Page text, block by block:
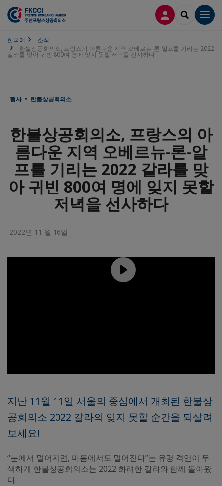
접속 SEARCH
한국어
소식
한불상공회의소, 프랑스의 아름다운 지역 오베르뉴-론-알프를 기리는 2022
갈라를 맞아 귀빈 800여 명에 잊지 못할 저녁을 선사하다
행사 • 한불상공회의소
한불상공회의소, 프랑스의 아
름다운 지역 오베르뉴-론-알
프를 기리는 2022 갈라를 맞
아 귀빈 800여 명에 잊지 못할
저녁을 선사하다
2022년 11 월 16일
지난 11월 11일 서울의 중심에서 개최된 한불상
공회의소 2022 갈라의 잊지 못할 순간을 되살려
보세요!
“눈에서 멀어지면, 마음에서도 멀어진다”는 유명 격언이 무
색하게 한불상공회의소는 2022 화려한 갈라와 함께 돌아왔
다.